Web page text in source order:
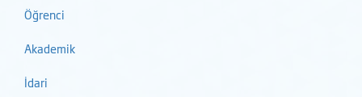
Öğrenci
Akademik
İdari